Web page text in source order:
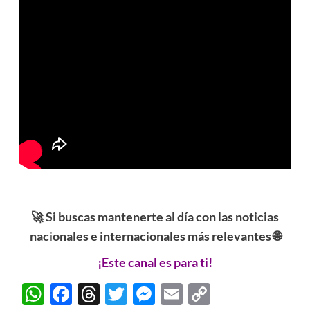
🚀 Si buscas mantenerte al día con las noticias
nacionales e internacionales más relevantes 🌐
¡Este canal es para ti!
WhatsApp
Facebook
Threads
Twitter
Messenger
EmailCopy